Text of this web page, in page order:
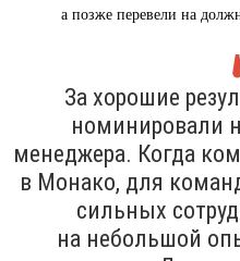
а позже перевели на
За хорошие
номинировали
менеджера. Когда
в Монако, для
сильных
на небольшой